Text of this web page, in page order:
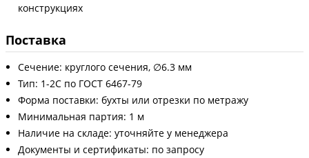
конструкциях
Поставка
Сечение: круглого сечения, ∅6.3 мм
Тип: 1-2С по ГОСТ 6467-79
Форма поставки: бухты или отрезки по метражу
Минимальная партия: 1 м
Наличие на складе: уточняйте у менеджера
Документы и сертификаты: по запросу